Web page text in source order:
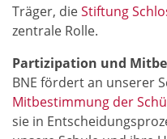
Träger, dieStiftung
zentrale Rolle.
Partizipation und
BNE fördert an unserer
Mitbestimmung der
sie in